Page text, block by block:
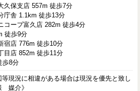
久保支店 557m 徒歩7分
庁舎 1.1km 徒歩13分
コープ富久店 282m 徒歩4分
徒歩9分
宿店 776m 徒歩10分
目店 852m 徒歩11分
歩8分
現況に相違がある場合は現況を優先と致し
媒介》